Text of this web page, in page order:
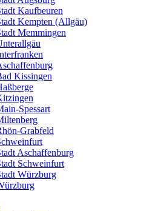
Kaufbeuren
Kempten (Allgäu)
Memmingen
Kissingen
Spessart
Grabfeld
Aschaffenburg
Schweinfurt
Würzburg